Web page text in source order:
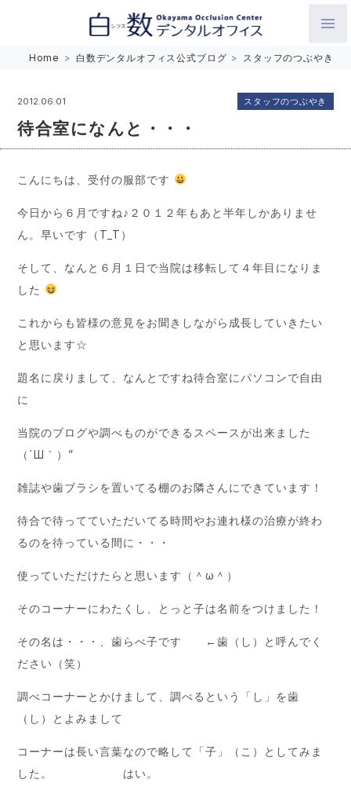
Home > 白数デンタルオフィス公式ブログ > スタッフのつぶやき
2012.06.01
待合室になんと・・・
スタッフのつぶやき
こんにちは、受付の服部です
今日から６月ですね♪２０１２年もあと半年しかありませ
ん。早いです（T_T）
そして、なんと６月１日で当院は移転して４年目になりま
した
これからも皆様の意見をお聞きしながら成長していきたい
と思います☆
題名に戻りまして、なんとですね待合室にパソコンで自由
に
当院のブログや調べものができるスペースが出来ました
（´Ш｀）”
雑誌や歯ブラシを置いてる棚のお隣さんにできています！
待合で待ってていただいてる時間やお連れ様の治療が終わ
るのを待っている間に・・・
使っていただけたらと思います（＾ω＾）
そのコーナーにわたくし、とっと子は名前をつけました！
その名は・・・、歯らべ子です ←歯（し）と呼んでく
ださい（笑）
調べコーナーとかけまして、調べるという「し」を歯
（し）とよみまして
コーナーは長い言葉なので略して「子」（こ）としてみま
した。 はい。